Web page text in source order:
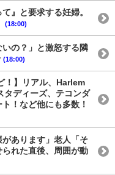
』と要求する妊婦。
(18:00)
いの？」と激怒する隣
(18:00)
！】リアル、Harlem
タディーズ、テコンダ
！など他にも多数！
あります」老人「そ
れた直後、周囲が動